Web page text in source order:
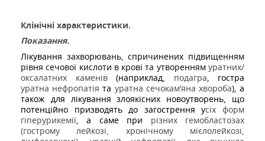
Клінічні характеристики.
Показання.
Лікування захворювань, спричинених підвищенням
рівня сечової кислоти в крові та утворенням уратних/
оксалатних каменів(наприклад, подагра , гостра
уратна нефропатія та уратна сечокам’яна хвороба), а
також для лікування злоякісних новоутворень, що
потенційно призводять до загострення усіх форм
гіперурикемії , а саме при різних
гемобластозах
(гострому лейкозі, хронічному мієлолейкозі,